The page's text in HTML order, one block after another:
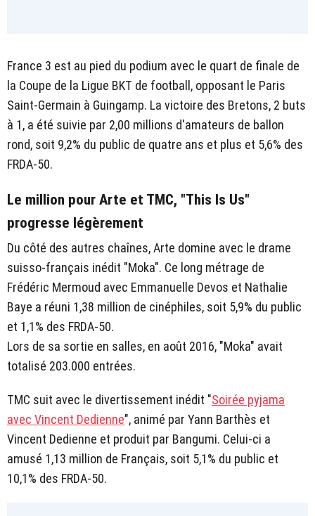
France 3 est au pied du podium avec le quart de finale de
la Coupe de la Ligue BKT de football, opposant le Paris
Saint-Germain à Guingamp. La victoire des Bretons, 2 buts
à 1, a été suivie par 2,00 millions d'amateurs de ballon
rond, soit 9,2% du public de quatre ans et plus et 5,6% des
FRDA-50.
Le million pour Arte et TMC, "This Is Us"
progresse légèrement
Du côté des autres chaînes, Arte domine avec le drame
suisso-français inédit "Moka". Ce long métrage de
Frédéric Mermoud avec Emmanuelle Devos et Nathalie
Baye a réuni 1,38 million de cinéphiles, soit 5,9% du public
et 1,1% des FRDA-50.
Lors de sa sortie en salles, en août 2016, "Moka" avait
totalisé 203.000 entrées.
TMC suit avec le divertissement inédit "Soirée pyjama
avec Vincent Dedienne", animé par Yann Barthès et
Vincent Dedienne et produit par Bangumi. Celui-ci a
amusé 1,13 million de Français, soit 5,1% du public et
10,1% des FRDA-50.